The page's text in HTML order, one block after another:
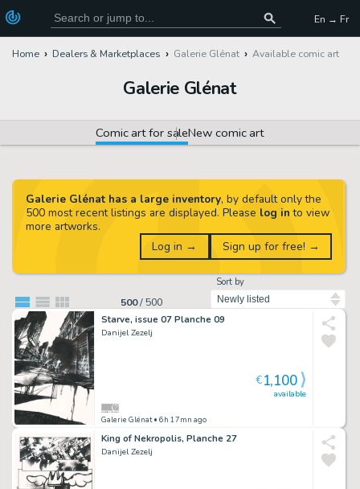
En → Fr
Home Dealers & Marketplaces Galerie Glénat Available comic art
Galerie Glénat
Comic art for saleNew comic art
500/ 500
Sort by
Galerie Glénat has a large inventory, by default only the
500 most recent listings are displayed. Please log in to view
more artworks.
Log in →
Sign up for free! →
Starve, issue 07 Planche 09
Danijel Zezelj
Galerie Glénat• 6h 17mn ago
available
€1,100
King of Nekropolis, Planche 27
Danijel Zezelj